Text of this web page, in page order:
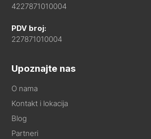
4227871010004
PDV broj:
227871010004
Upoznajte nas
O nama
Kontakt i lokacija
Blog
Partneri